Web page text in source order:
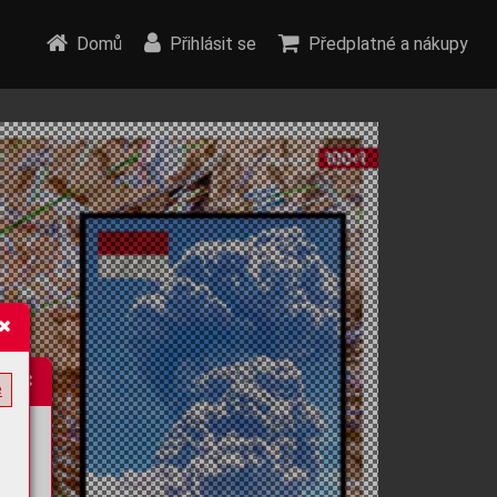
Domů Přihlásit se Předplatné a nákupy